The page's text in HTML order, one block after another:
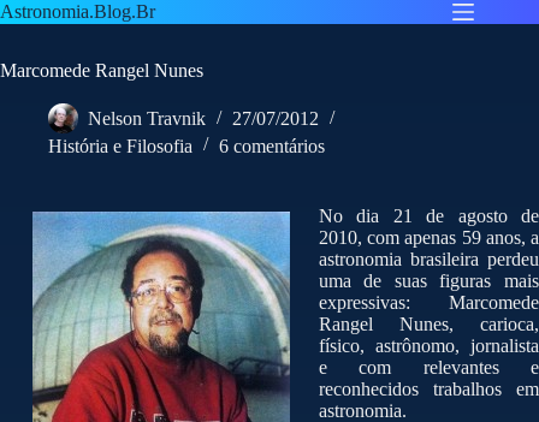
Pular
para
conteúdo
Astronomia.Blog.Br
Marcomede Rangel Nunes
Nelson Travnik
27/07/2012
História e Filosofia
6 comentários
No dia 21 de agosto de
2010, com apenas 59 anos, a
astronomia brasileira perdeu
uma de suas figuras mais
expressivas: Marcomede
Rangel Nunes, carioca,
físico, astrônomo, jornalista
e com relevantes e
reconhecidos trabalhos em
astronomia.